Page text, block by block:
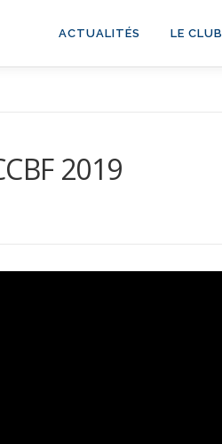
ACTUALITÉS LE CLUB
2019